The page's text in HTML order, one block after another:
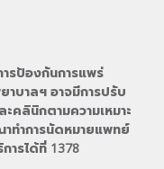
ารป้องกันการแพร่
าบาลฯ อาจมีการปรับ
ะคลินิกตามความเหมาะ
ทำการนัดหมายแพทย์
ารได้ที่ 1378